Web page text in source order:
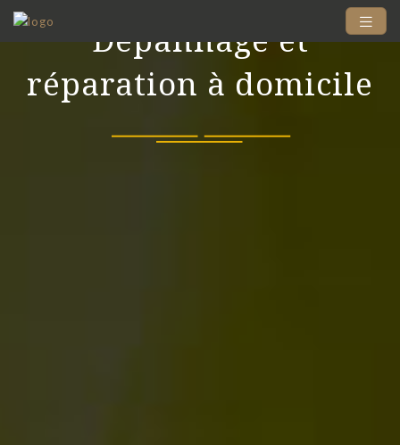
Dépannage et
réparation à domicile